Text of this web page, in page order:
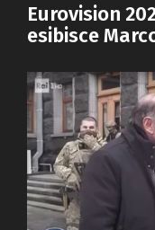
Eurovision
esibisce